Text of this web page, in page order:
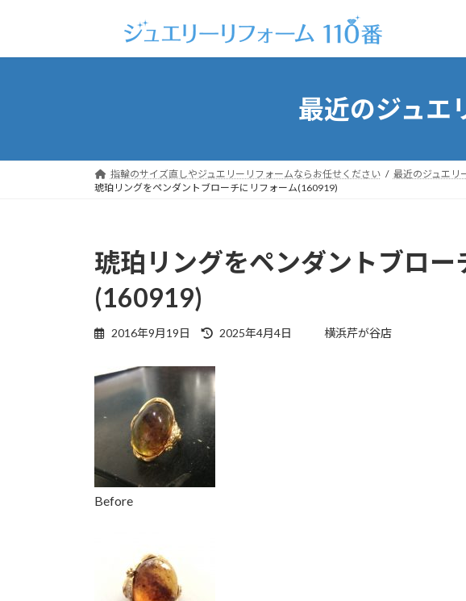
ッ
移
最近のジュエ
指輪のサイズ直しやジュエリーリフォームならお任せください 最近のジュエリ
琥珀リングをペンダントブローチにリフォーム(160919)
琥珀リングをペンダントブロー
(160919)
2016年9月19日
最
2025年4月4日 横浜芹が谷店
Before